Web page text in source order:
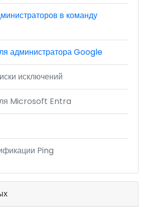
в команду
администратора Google
исключений
Microsoft Entra
Ping